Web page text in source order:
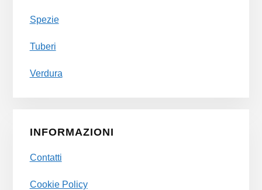
Spezie
Tuberi
Verdura
INFORMAZIONI
Contatti
Cookie Policy